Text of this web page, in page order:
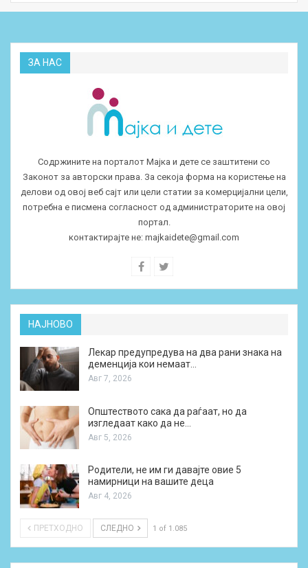
ЗА НАС
Содржините на порталот Мајка и дете се заштитени со
Законот за авторски права. За секоја форма на користење на
делови од овој веб сајт или цели статии за комерцијални цели,
потребна е писмена согласност од администраторите на овој
портал.
контактирајте не: majkaidete@gmail.com
НАЈНОВО
Лекар предупредува на два рани знака на
деменција кои немаат…
Авг 7, 2026
Општеството сака да раѓаат, но да
изгледаат како да не…
Авг 5, 2026
Родители, не им ги давајте овие 5
намирници на вашите деца
Авг 4, 2026
ПРЕТХОДНО СЛЕДНО 1 of 1.085